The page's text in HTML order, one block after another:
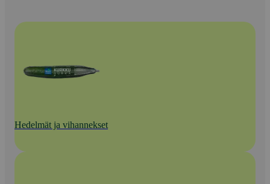
Hedelmät ja vihannekset